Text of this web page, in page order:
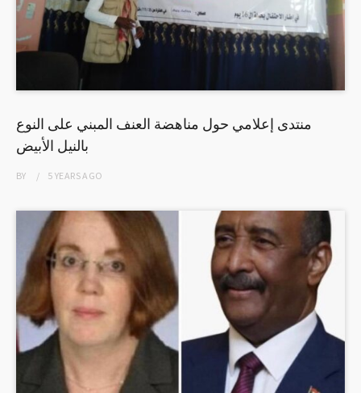
منتدى إعلامي حول مناهضة العنف المبني على النوع
بالنيل الأبيض
BY 5 YEARSAGO